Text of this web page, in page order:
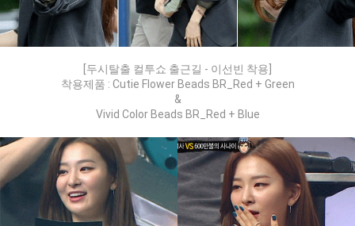
[두시탈출 컬투쇼 출근길 - 이선빈 착용]
착용제품 : Cutie Flower Beads BR_Red + Green
&
Vivid Color Beads BR_Red + Blue